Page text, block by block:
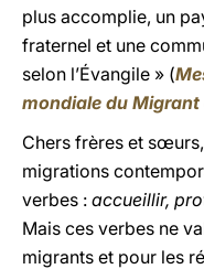
plus accomplie, un
fraternel et une
selon l’Évangile » (
mondiale du Migrant
Chers frères et
migrations
verbes : accueillir,
Mais ces verbes ne
migrants et pour les